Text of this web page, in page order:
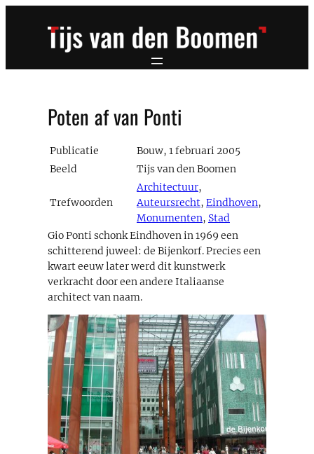
Poten af van Ponti
Publicatie
Bouw, 1 februari 2005
Beeld
Tijs van den Boomen
Trefwoorden
Architectuur,
Auteursrecht, Eindhoven,
Monumenten, Stad
Gio Ponti schonk Eindhoven in 1969 een
schitterend juweel: de Bijenkorf. Precies een
kwart eeuw later werd dit kunstwerk
verkracht door een andere Italiaanse
architect van naam.